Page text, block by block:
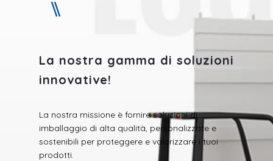
La nostra gamma di soluzioni
innovative!
La nostra missione è fornire soluzioni di
imballaggio di alta qualità, personalizzate e
sostenibili per proteggere e valorizzare i tuoi
prodotti.